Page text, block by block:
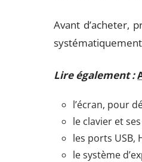
Avant d’acheter,
Lire également :
l’écran, pour
le clavier et
les ports USB,
le système